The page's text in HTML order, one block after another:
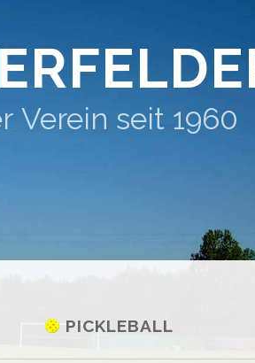
Verein seit 1960
PICKLEBALL